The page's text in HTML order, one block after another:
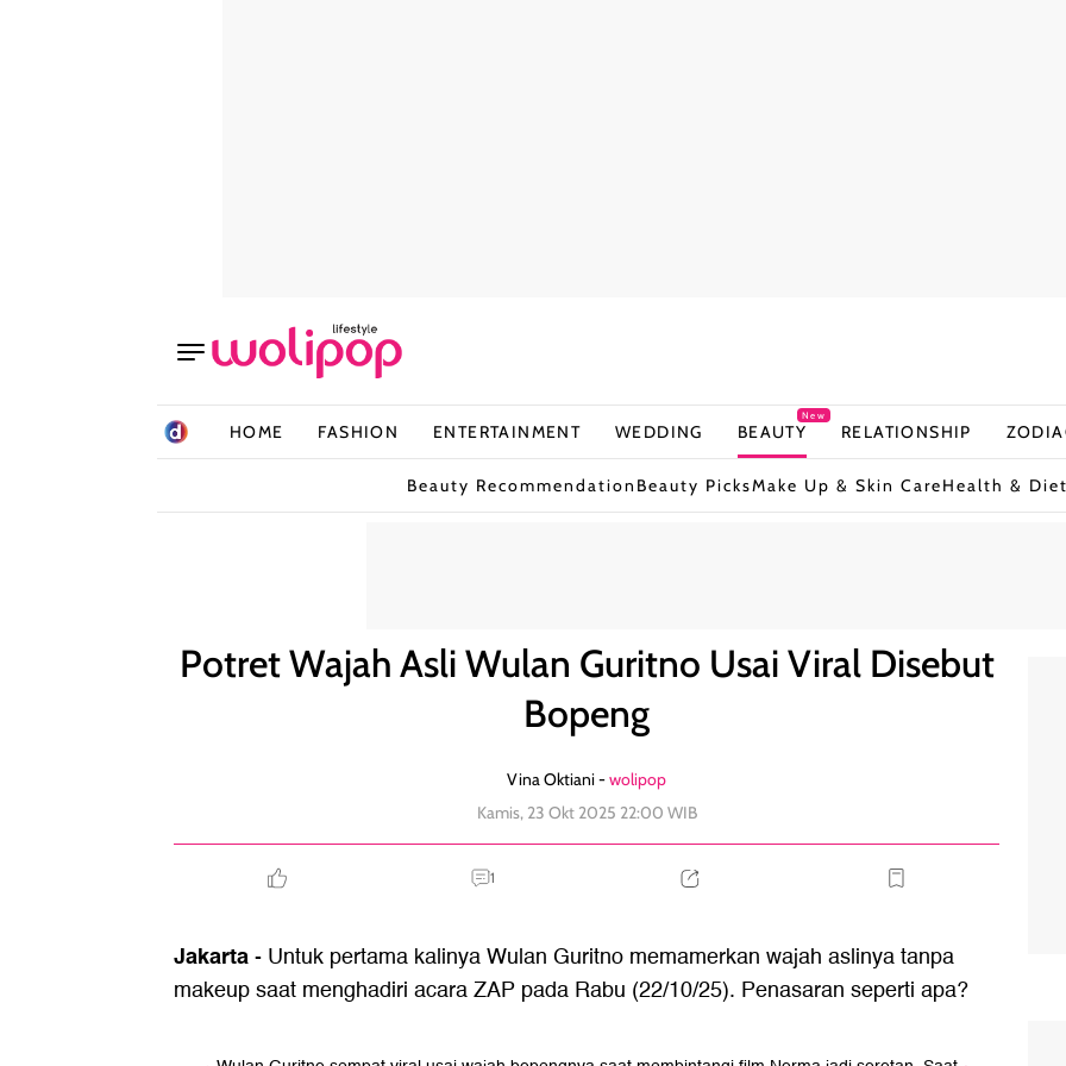
HOME FASHION ENTERTAINMENT WEDDING BEAUTY
New
RELATIONSHIP
Beauty Recommendation Beauty PicksMake Up & Skin CareHealth & Diet
Potret Wajah Asli Wulan Guritno Usai Viral Disebut
Bopeng
Vina Oktiani -wolipop
Kamis, 23 Okt 2025 22:00 WIB
1
Jakarta- Untuk pertama kalinya Wulan Guritno memamerkan wajah aslinya tanpa
makeup saat menghadiri acara ZAP pada Rabu (22/10/25). Penasaran seperti apa?